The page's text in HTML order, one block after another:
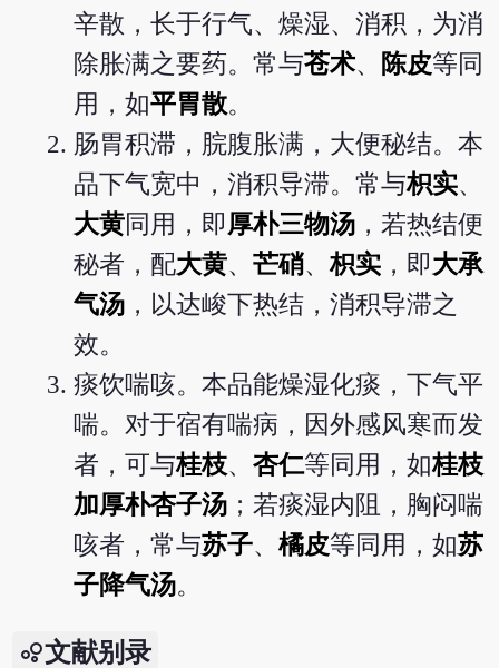
辛散，长于行气、燥湿、消积，为消
除胀满之要药。常与苍术、 陈皮等同
用，如平胃散。
肠胃积滞，脘腹胀满，大便秘结。本
品下气宽中，消积导滞。常与枳实、
大黄同用，即厚朴三物汤 ，若热结便
秘者，配大黄、芒硝、枳实 ，即大承
气汤 ，以达峻下热结，消积导滞之
效。
痰饮喘咳。本品能燥湿化痰，下气平
喘。对于宿有喘病，因外感风寒而发
者，可与桂枝、杏仁等同用，如桂枝
加厚朴杏子汤 ；若痰湿内阻，胸闷喘
咳者，常与苏子、橘皮等同用，如苏
子降气汤。
文献别录